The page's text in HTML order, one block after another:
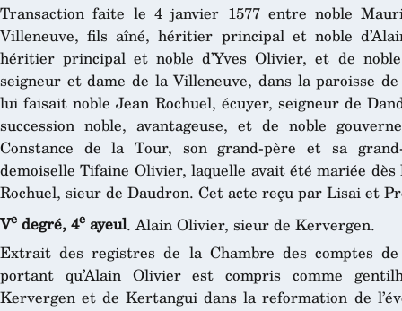
Transaction faite le 4 janvier 1577 entre noble
Villeneuve, fils aîné, héritier principal et noble
héritier principal et noble d’Yves Olivier, et de
seigneur et dame de la Villeneuve, dans la paroisse
lui faisait noble Jean Rochuel, écuyer, seigneur de
succession noble, avantageuse, et de noble
Constance de la Tour, son grand-père et sa
demoiselle Tifaine Olivier, laquelle avait été mariée dès
Rochuel, sieur de Daudron. Cet acte reçu par Lisai et
Ve degré, 4e ayeul. Alain Olivier, sieur de Kervergen.
Extrait des registres de la Chambre des comptes
portant qu’Alain Olivier est compris comme
Kervergen et de Kertangui dans la reformation de